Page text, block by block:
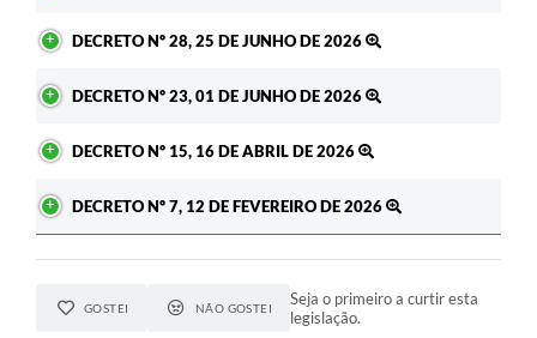
DECRETO Nº 28, 25 DE JUNHO DE 2026
DECRETO Nº 23, 01 DE JUNHO DE 2026
DECRETO Nº 15, 16 DE ABRIL DE 2026
DECRETO Nº 7, 12 DE FEVEREIRO DE 2026
GOSTEI NÃO GOSTEI
Seja o primeiro a curtir esta
legislação.